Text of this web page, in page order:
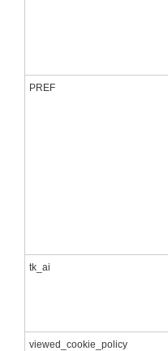
PREF
tk_ai
viewed_cookie_policy